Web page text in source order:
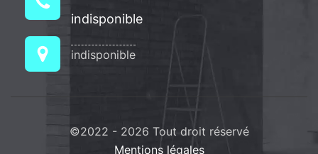
indisponible
indisponible
©2022 - 2026 Tout droit réservé
Mentions légales